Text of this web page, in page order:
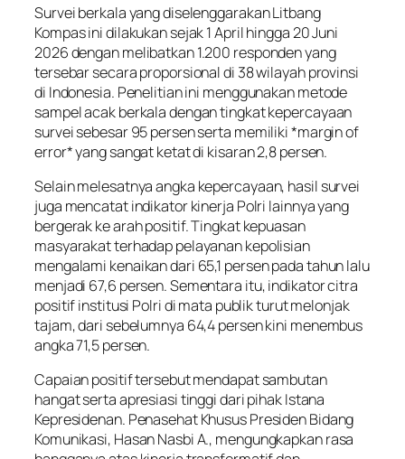
Survei berkala yang diselenggarakan Litbang
Kompas ini dilakukan sejak 1 April hingga 20 Juni
2026 dengan melibatkan 1.200 responden yang
tersebar secara proporsional di 38 wilayah provinsi
di Indonesia. Penelitian ini menggunakan metode
sampel acak berkala dengan tingkat kepercayaan
survei sebesar 95 persen serta memiliki *margin of
error* yang sangat ketat di kisaran 2,8 persen.
Selain melesatnya angka kepercayaan, hasil survei
juga mencatat indikator kinerja Polri lainnya yang
bergerak ke arah positif. Tingkat kepuasan
masyarakat terhadap pelayanan kepolisian
mengalami kenaikan dari 65,1 persen pada tahun lalu
menjadi 67,6 persen. Sementara itu, indikator citra
positif institusi Polri di mata publik turut melonjak
tajam, dari sebelumnya 64,4 persen kini menembus
angka 71,5 persen.
Capaian positif tersebut mendapat sambutan
hangat serta apresiasi tinggi dari pihak Istana
Kepresidenan. Penasehat Khusus Presiden Bidang
Komunikasi, Hasan Nasbi A., mengungkapkan rasa